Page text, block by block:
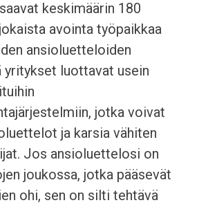
keskimäärin 180
avointa työpaikkaa
ansioluetteloiden
yritykset luottavat usein
jotka voivat
ja karsia vähiten
Jos ansioluettelosi on
joukossa, jotka pääsevät
ohi, sen on silti tehtävä